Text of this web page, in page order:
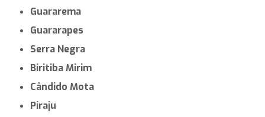
Guararema
Guararapes
Serra Negra
Biritiba Mirim
Cândido Mota
Piraju